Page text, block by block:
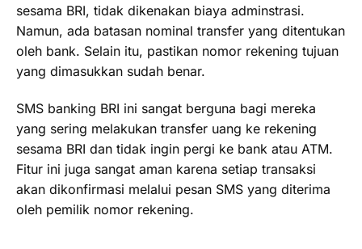
sesama BRI, tidak dikenakan biaya adminstrasi.
Namun, ada batasan nominal transfer yang ditentukan
oleh bank. Selain itu, pastikan nomor rekening tujuan
yang dimasukkan sudah benar.
SMS banking BRI ini sangat berguna bagi mereka
yang sering melakukan transfer uang ke rekening
sesama BRI dan tidak ingin pergi ke bank atau ATM.
Fitur ini juga sangat aman karena setiap transaksi
akan dikonfirmasi melalui pesan SMS yang diterima
oleh pemilik nomor rekening.